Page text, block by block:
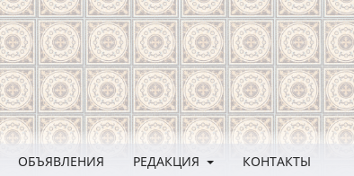
ОБЪЯВЛЕНИЯ РЕДАКЦИЯ КОНТАКТЫ